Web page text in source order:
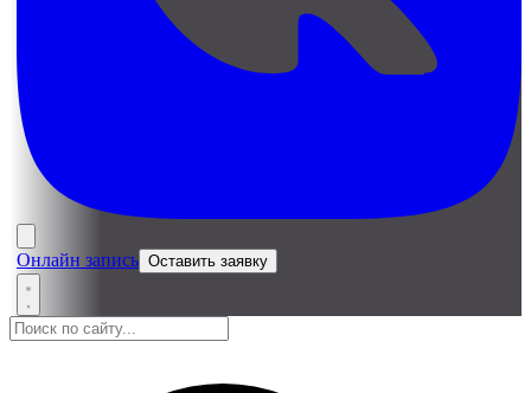
Онлайн запись Оставить заявку